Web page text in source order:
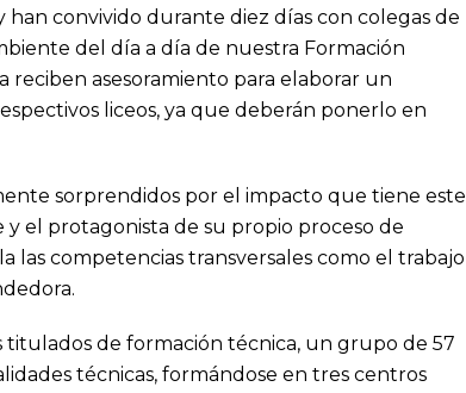
han convivido durante diez días con colegas de
del día a día de nuestra Formación
reciben asesoramiento para elaborar un
liceos, ya que deberán ponerlo en
sorprendidos por el impacto que tiene este
el protagonista de su propio proceso de
competencias transversales como el trabajo
de formación técnica, un grupo de 57
técnicas, formándose en tres centros